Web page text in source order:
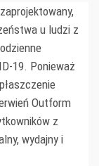
u ludzi z
19. Ponieważ
Outform
z
wydajny i